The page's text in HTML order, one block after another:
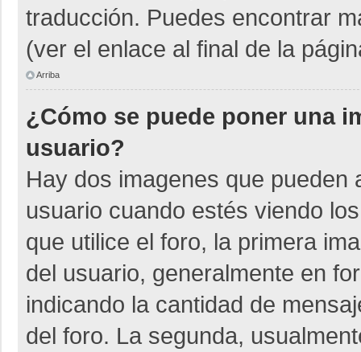
traducción. Puedes encontrar
(ver el enlace al final de la
Arriba
¿Cómo se puede poner una
usuario?
Hay dos imagenes que
usuario cuando estés viendo
que utilice el foro, la primera
del usuario, generalmente en
indicando la cantidad de
del foro. La segunda,